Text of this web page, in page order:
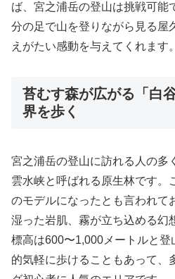
ば、宮之浦岳の登山は挑戦可能
分の足で山を登りながら見る屋
えがたい感動を与えてくれます。
苔むす森が広がる「白
界を歩く
宮之浦岳の登山に訪れる人の多
雲水峡と呼ばれる原生林です。
のモデルになったとも言われて
湿った岩肌、霧が立ち込める幻
標高は600〜1,000メートルと
的気軽に歩けることもあって、